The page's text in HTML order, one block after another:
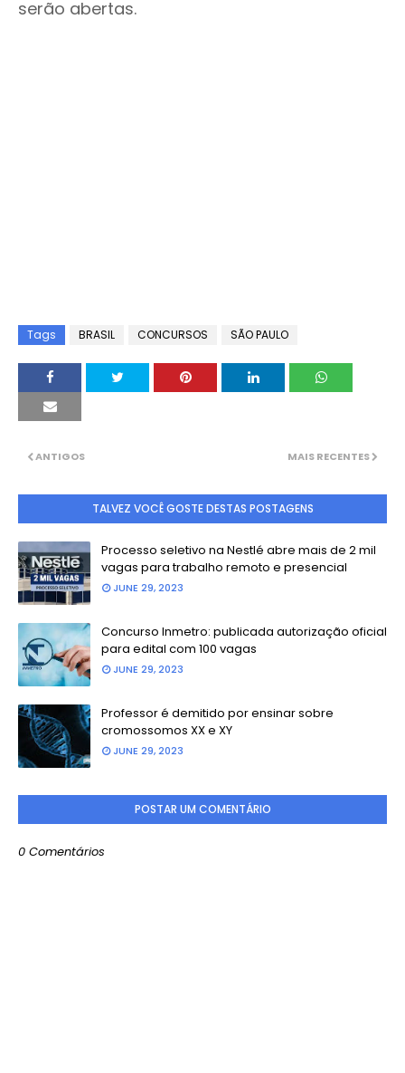
serão abertas.
Tags BRASIL CONCURSOS SÃO PAULO
MAIS RECENTES
ANTIGOS
TALVEZ VOCÊ GOSTE DESTAS POSTAGENS
Processo seletivo na Nestlé abre mais de 2 mil
vagas para trabalho remoto e presencial
JUNE 29, 2023
Concurso Inmetro: publicada autorização oficial
para edital com 100 vagas
JUNE 29, 2023
Professor é demitido por ensinar sobre
cromossomos XX e XY
JUNE 29, 2023
POSTAR UM COMENTÁRIO
0 Comentários